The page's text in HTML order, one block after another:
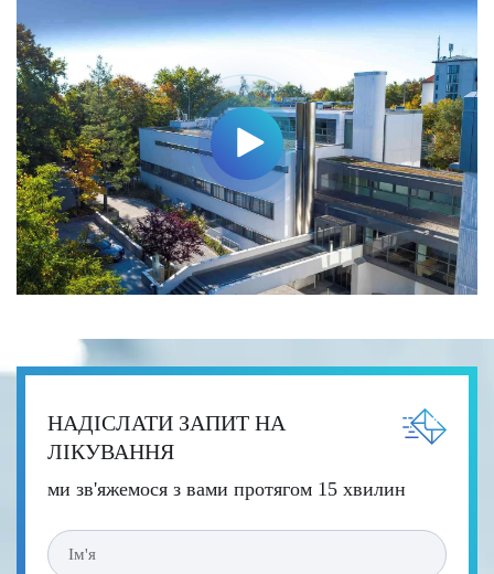
НАДІСЛАТИ ЗАПИТ НА
ЛІКУВАННЯ
ми зв'яжемося з вами протягом 15 хвилин